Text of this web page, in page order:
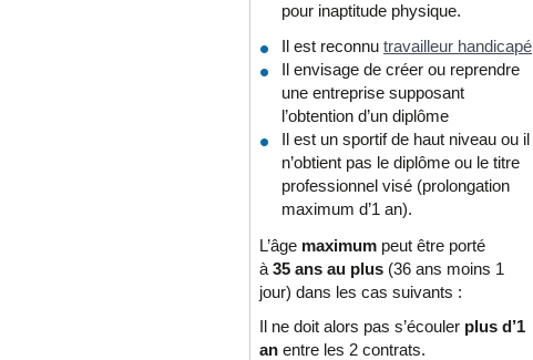
pour inaptitude physique.
Il est reconnu travailleur handicapé
Il envisage de créer ou reprendre
une entreprise supposant
l’obtention d’un diplôme
Il est un sportif de haut niveau ou il
n’obtient pas le diplôme ou le titre
professionnel visé (prolongation
maximum d’1 an).
L’âge maximum peut être porté
à 35 ans au plus (36 ans moins 1
jour) dans les cas suivants :
Il ne doit alors pas s’écouler plus d’1
an entre les 2 contrats.